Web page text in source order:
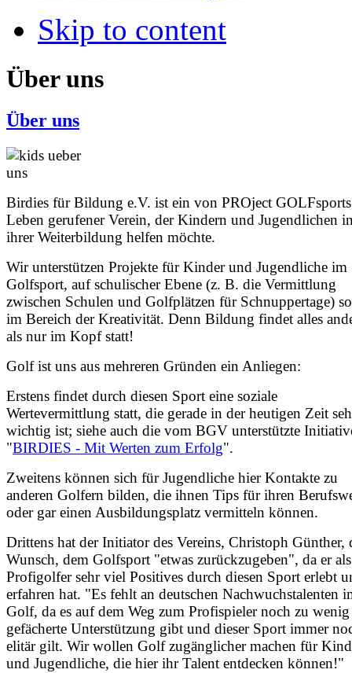
Skip to content
Über uns
Über uns
Birdies für Bildung e.V. ist ein von PROject
Leben gerufener Verein, der Kindern und Jugendlichen
ihrer Weiterbildung helfen möchte.
Wir unterstützen Projekte für Kinder und Jugendliche im
Golfsport, auf schulischer Ebene (z. B. die Vermittlung
zwischen Schulen und Golfplätzen für Schnuppertage)
im Bereich der Kreativität. Denn Bildung findet alles
als nur im Kopf statt!
Golf ist uns aus mehreren Gründen ein Anliegen:
Erstens findet durch diesen Sport eine soziale
Wertevermittlung statt, die gerade in der heutigen Zeit
wichtig ist; siehe auch die vom BGV unterstützte
"BIRDIES - Mit Werten zum Erfolg".
Zweitens können sich für Jugendliche hier Kontakte zu
anderen Golfern bilden, die ihnen Tips für ihren
oder gar einen Ausbildungsplatz vermitteln können.
Drittens hat der Initiator des Vereins, Christoph Günther,
Wunsch, dem Golfsport "etwas zurückzugeben", da er als
Profigolfer sehr viel Positives durch diesen Sport erlebt
erfahren hat. "Es fehlt an deutschen Nachwuchstalenten
Golf, da es auf dem Weg zum Profispieler noch zu
gefächerte Unterstützung gibt und dieser Sport immer
elitär gilt. Wir wollen Golf zugänglicher machen für
und Jugendliche, die hier ihr Talent entdecken können!"